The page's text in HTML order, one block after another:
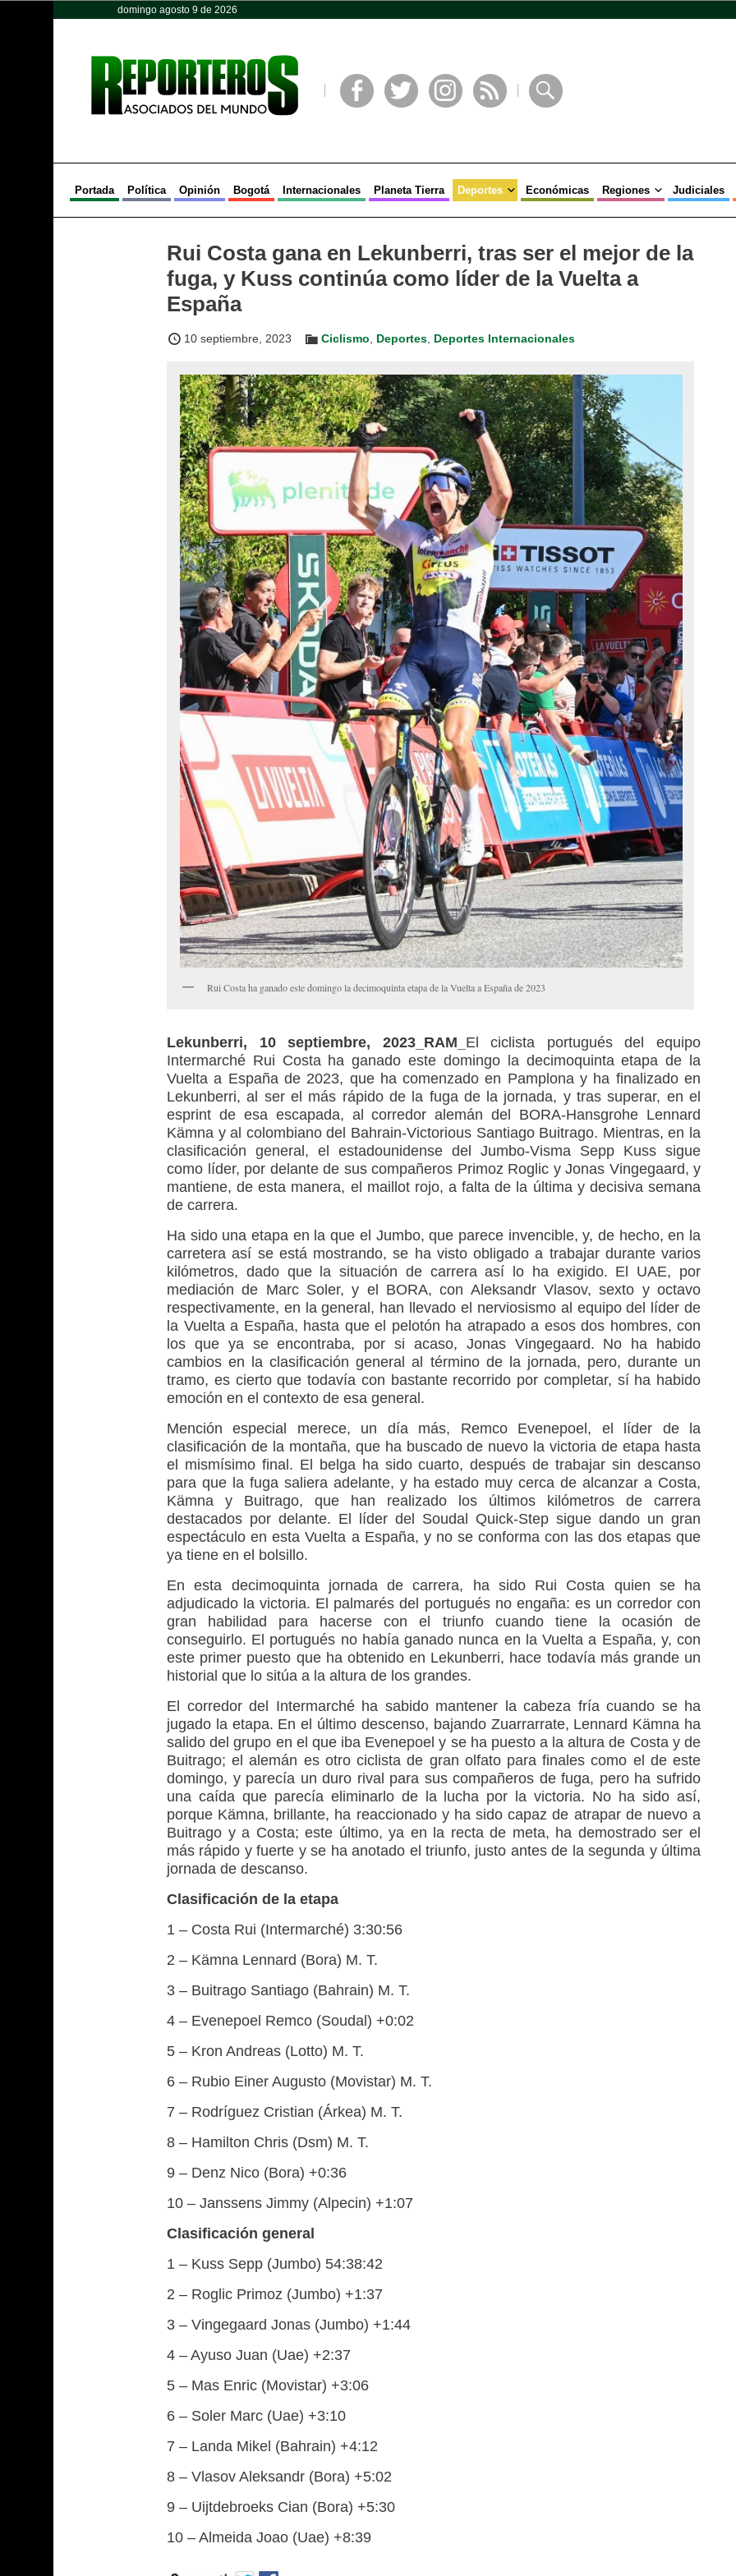
domingo agosto 9 de 2026
Portada Política Opinión Bogotá Internacionales Planeta Tierra Deportes Económicas Regiones Judiciales
Rui Costa gana en Lekunberri, tras ser el mejor de la
fuga, y Kuss continúa como líder de la Vuelta a
España
10 septiembre, 2023 Ciclismo Deportes Deportes Internacionales
Rui Costa ha ganado este domingo la decimoquinta etapa de la Vuelta a España de 2023
Lekunberri, 10 septiembre, 2023_RAM_ El ciclista portugués del equipo
Intermarché Rui Costa ha ganado este domingo la decimoquinta etapa de la
Vuelta a España de 2023, que ha comenzado en Pamplona y ha finalizado en
Lekunberri, al ser el más rápido de la fuga de la jornada, y tras superar, en el
esprint de esa escapada, al corredor alemán del BORA-Hansgrohe Lennard
Kämna y al colombiano del Bahrain-Victorious Santiago Buitrago. Mientras, en la
clasificación general, el estadounidense del Jumbo-Visma Sepp Kuss sigue
como líder, por delante de sus compañeros Primoz Roglic y Jonas Vingegaard, y
mantiene, de esta manera, el maillot rojo, a falta de la última y decisiva semana
de carrera.
Ha sido una etapa en la que el Jumbo, que parece invencible, y, de hecho, en la
carretera así se está mostrando, se ha visto obligado a trabajar durante varios
kilómetros, dado que la situación de carrera así lo ha exigido. El UAE, por
mediación de Marc Soler, y el BORA, con Aleksandr Vlasov, sexto y octavo
respectivamente, en la general, han llevado el nerviosismo al equipo del líder de
la Vuelta a España, hasta que el pelotón ha atrapado a esos dos hombres, con
los que ya se encontraba, por si acaso, Jonas Vingegaard. No ha habido
cambios en la clasificación general al término de la jornada, pero, durante un
tramo, es cierto que todavía con bastante recorrido por completar, sí ha habido
emoción en el contexto de esa general.
Mención especial merece, un día más, Remco Evenepoel, el líder de la
clasificación de la montaña, que ha buscado de nuevo la victoria de etapa hasta
el mismísimo final. El belga ha sido cuarto, después de trabajar sin descanso
para que la fuga saliera adelante, y ha estado muy cerca de alcanzar a Costa,
Kämna y Buitrago, que han realizado los últimos kilómetros de carrera
destacados por delante. El líder del Soudal Quick-Step sigue dando un gran
espectáculo en esta Vuelta a España, y no se conforma con las dos etapas que
ya tiene en el bolsillo.
En esta decimoquinta jornada de carrera, ha sido Rui Costa quien se ha
adjudicado la victoria. El palmarés del portugués no engaña: es un corredor con
gran habilidad para hacerse con el triunfo cuando tiene la ocasión de
conseguirlo. El portugués no había ganado nunca en la Vuelta a España, y, con
este primer puesto que ha obtenido en Lekunberri, hace todavía más grande un
historial que lo sitúa a la altura de los grandes.
El corredor del Intermarché ha sabido mantener la cabeza fría cuando se ha
jugado la etapa. En el último descenso, bajando Zuarrarrate, Lennard Kämna ha
salido del grupo en el que iba Evenepoel y se ha puesto a la altura de Costa y de
Buitrago; el alemán es otro ciclista de gran olfato para finales como el de este
domingo, y parecía un duro rival para sus compañeros de fuga, pero ha sufrido
una caída que parecía eliminarlo de la lucha por la victoria. No ha sido así,
porque Kämna, brillante, ha reaccionado y ha sido capaz de atrapar de nuevo a
Buitrago y a Costa; este último, ya en la recta de meta, ha demostrado ser el
más rápido y fuerte y se ha anotado el triunfo, justo antes de la segunda y última
jornada de descanso.
Clasificación de la etapa
1 – Costa Rui (Intermarché) 3:30:56
2 – Kämna Lennard (Bora) M. T.
3 – Buitrago Santiago (Bahrain) M. T.
4 – Evenepoel Remco (Soudal) +0:02
5 – Kron Andreas (Lotto) M. T.
6 – Rubio Einer Augusto (Movistar) M. T.
7 – Rodríguez Cristian (Árkea) M. T.
8 – Hamilton Chris (Dsm) M. T.
9 – Denz Nico (Bora) +0:36
10 – Janssens Jimmy (Alpecin) +1:07
Clasificación general
1 – Kuss Sepp (Jumbo) 54:38:42
2 – Roglic Primoz (Jumbo) +1:37
3 – Vingegaard Jonas (Jumbo) +1:44
4 – Ayuso Juan (Uae) +2:37
5 – Mas Enric (Movistar) +3:06
6 – Soler Marc (Uae) +3:10
7 – Landa Mikel (Bahrain) +4:12
8 – Vlasov Aleksandr (Bora) +5:02
9 – Uijtdebroeks Cian (Bora) +5:30
10 – Almeida Joao (Uae) +8:39
Opinión Política